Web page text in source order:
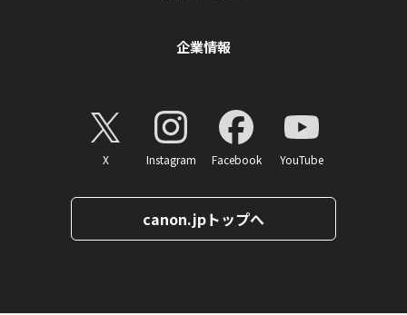
企業情報
X Instagram Facebook YouTube
canon.jpトップへ